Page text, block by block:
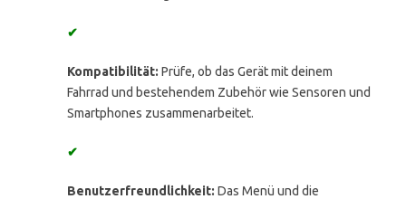
✔
Kompatibilität: Prüfe, ob das Gerät mit deinem
Fahrrad und bestehendem Zubehör wie Sensoren und
Smartphones zusammenarbeitet.
✔
Benutzerfreundlichkeit: Das Menü und die